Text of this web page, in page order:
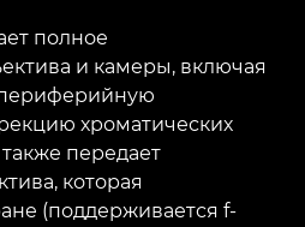
полное
и камеры, включая
хроматических
передает
которая
(поддерживается f-